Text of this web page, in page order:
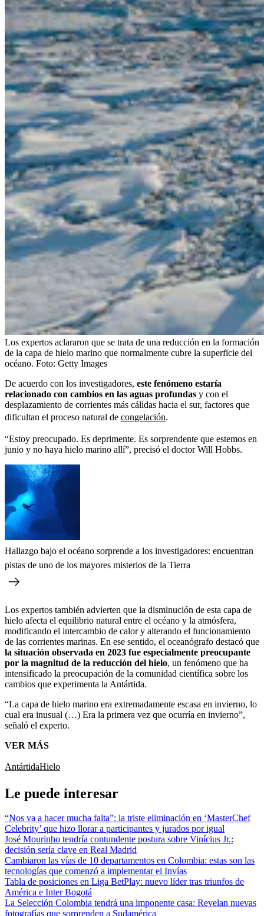
Los expertos aclararon que se trata de una reducción en la formación
de la capa de hielo marino que normalmente cubre la superficie del
océano. Foto: Getty Images
De acuerdo con los investigadores, este fenómeno estaría
relacionado con cambios en las aguas profundas y con el
desplazamiento de corrientes más cálidas hacia el sur, factores que
dificultan el proceso natural de congelación.
“Estoy preocupado. Es deprimente. Es sorprendente que estemos en
junio y no haya hielo marino allí”, precisó el doctor Will Hobbs.
Hallazgo bajo el océano sorprende a los investigadores: encuentran
pistas de uno de los mayores misterios de la Tierra
Los expertos también advierten que la disminución de esta capa de
hielo afecta el equilibrio natural entre el océano y la atmósfera,
modificando el intercambio de calor y alterando el funcionamiento
de las corrientes marinas. En ese sentido, el oceanógrafo destacó que
la situación observada en 2023 fue especialmente preocupante
por la magnitud de la reducción del hielo, un fenómeno que ha
intensificado la preocupación de la comunidad científica sobre los
cambios que experimenta la Antártida.
“La capa de hielo marino era extremadamente escasa en invierno, lo
cual era inusual (…) Era la primera vez que ocurría en invierno”,
señaló el experto.
VER MÁS
AntártidaHielo
Le puede interesar
“Nos va a hacer mucha falta”: la triste eliminación en ‘MasterChef
Celebrity’ que hizo llorar a participantes y jurados por igual
José Mourinho tendría contundente postura sobre Vinícius Jr.:
decisión sería clave en Real Madrid
Cambiaron las vías de 10 departamentos en Colombia: estas son las
tecnologías que comenzó a implementar el Invías
Tabla de posiciones en Liga BetPlay: nuevo líder tras triunfos de
América e Inter Bogotá
La Selección Colombia tendrá una imponente casa: Revelan nuevas
fotografías que sorprenden a Sudamérica